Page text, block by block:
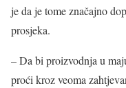
je da je tome značajno
prosjeka.
– Da bi proizvodnja u
proći kroz veoma